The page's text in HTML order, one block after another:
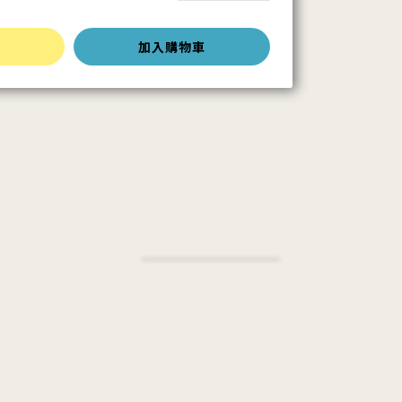
加入購物車